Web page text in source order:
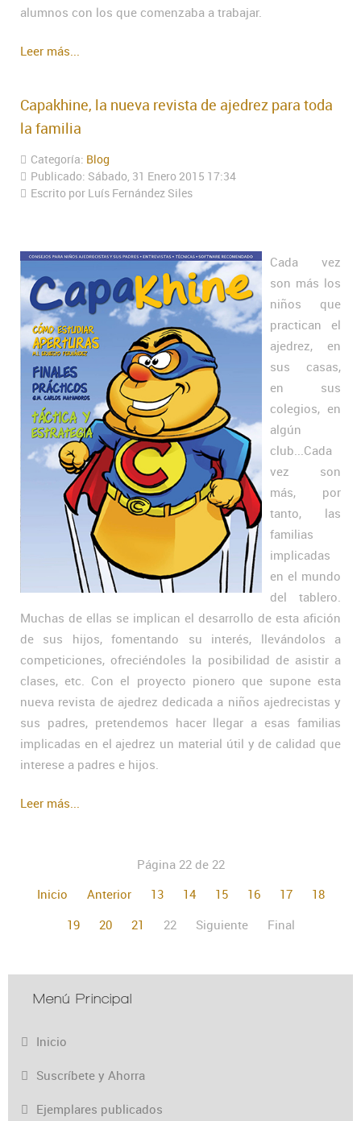
alumnos con los que comenzaba a trabajar.
Leer más...
Capakhine, la nueva revista de ajedrez para toda
la familia
Categoría: Blog
Publicado: Sábado, 31 Enero 2015 17:34
Escrito por Luís Fernández Siles
Cada vez
son más los
niños que
practican el
ajedrez, en
sus casas,
en sus
colegios, en
algún
club...Cada
vez son
más, por
tanto, las
familias
implicadas
en el mundo
del tablero.
Muchas de ellas se implican el desarrollo de esta afición
de sus hijos, fomentando su interés, llevándolos a
competiciones, ofreciéndoles la posibilidad de asistir a
clases, etc. Con el proyecto pionero que supone esta
nueva revista de ajedrez dedicada a niños ajedrecistas y
sus padres, pretendemos hacer llegar a esas familias
implicadas en el ajedrez un material útil y de calidad que
interese a padres e hijos.
Leer más...
Página 22 de 22
Inicio
Anterior 13 14 15 16 17
18
19
20 21 22 Siguiente Final
Menú Principal
Inicio
Suscríbete y Ahorra
Ejemplares publicados